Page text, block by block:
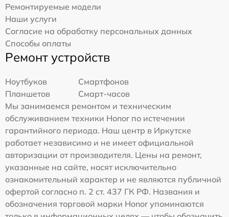
Ремонтируемые модели
Наши услуги
Согласие на обработку персональных данных
Способы оплаты
Ремонт устройств
Ноутбуков
Смартфонов
Планшетов
Смарт-часов
Мы занимаемся ремонтом и техническим
обслуживанием техники Honor по истечении
гарантийного периода. Наш центр в Иркутске
работает независимо и не имеет официальной
авторизации от производителя. Цены на ремонт,
указанные на сайте, носят исключительно
ознакомительный характер и не являются публичной
офертой согласно п. 2 ст. 437 ГК РФ. Названия и
обозначения торговой марки Honor упоминаются